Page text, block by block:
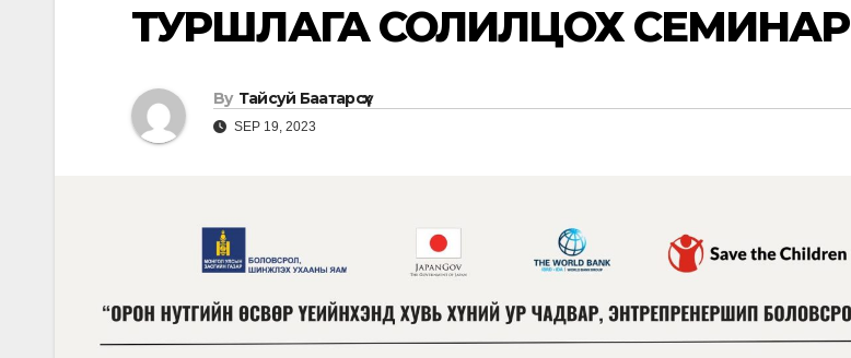
ТУРШЛАГА СОЛИЛЦОХ СЕМИНАР
By Тайсуй Баатарсүх
SEP 19, 2023